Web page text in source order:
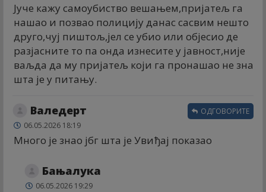
Јуче кажу самоубиство вешањем,пријатељ га
нашао и позвао полицију данас сасвим нешто
друго,чуј пиштољ,јел се убио или објесио де
разјасните то па онда изнесите у јавност,није
ваљда да му пријатељ који га пронашао не зна
шта је у питању.
Валедерт
06.05.2026 18:19
Много је знао јбг шта је Увиђај показао
ОДГОВОРИТЕ
Бањалука
06.05.2026 19:29